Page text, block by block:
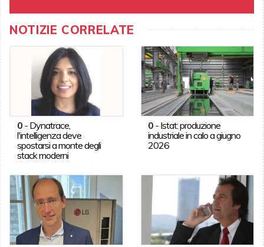
NOTIZIE CORRELATE
0- Dynatrace,
l'intelligenza deve
spostarsi a monte degli
stack moderni
0 - Istat: produzione
industriale in calo a giugno
2026